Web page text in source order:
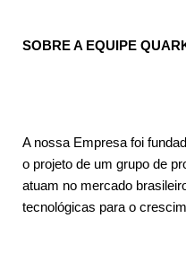
SOBRE A EQUIPE
A nossa Empresa foi
o projeto de um grupo de
atuam no mercado
tecnológicas para o